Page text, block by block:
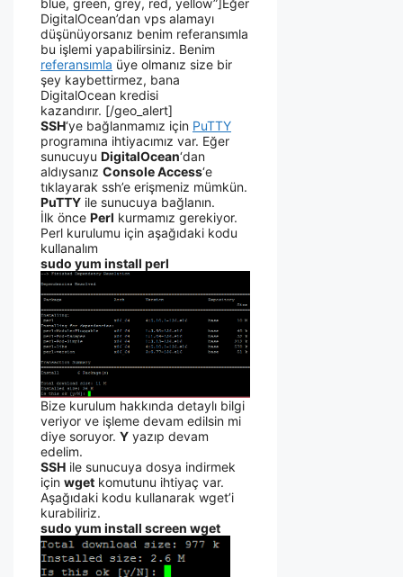
blue, green, grey, red, yellow”]Eğer
DigitalOcean’dan vps alamayı
düşünüyorsanız benim referansımla
bu işlemi yapabilirsiniz. Benim
referansımla üye olmanız size bir
şey kaybettirmez, bana
DigitalOcean kredisi
kazandırır. [/geo_alert]
SSH‘ye bağlanmamız için PuTTY
programına ihtiyacımız var. Eğer
sunucuyu DigitalOcean‘dan
aldıysanız Console Access‘e
tıklayarak ssh’e erişmeniz mümkün.
PuTTY ile sunucuya bağlanın.
İlk önce Perl kurmamız gerekiyor.
Perl kurulumu için aşağıdaki kodu
kullanalım
sudo yum install perl
Bize kurulum hakkında detaylı bilgi
veriyor ve işleme devam edilsin mi
diye soruyor. Y yazıp devam
edelim.
SSH ile sunucuya dosya indirmek
için wget komutunu ihtiyaç var.
Aşağıdaki kodu kullanarak wget’i
kurabiliriz.
sudo yum install screen wget